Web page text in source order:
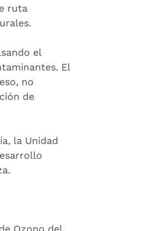
ruta
el
El
no
de
la Unidad
Ozono del